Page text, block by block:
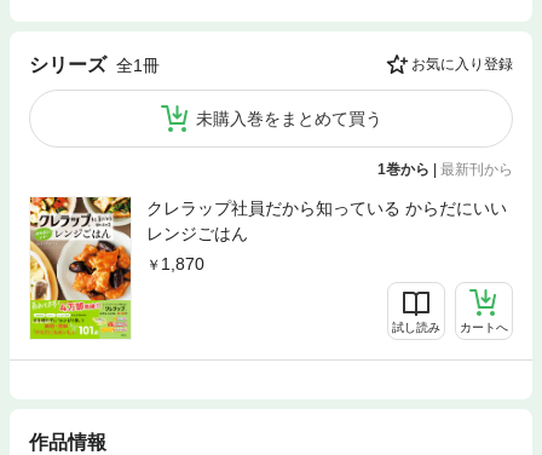
シリーズ 全1冊 お気に入り登録
未購入巻をまとめて買う
1巻から | 最新刊から
クレラップ社員だから知っている からだにいい
レンジごはん
1,870
試し読み カートへ
作品情報